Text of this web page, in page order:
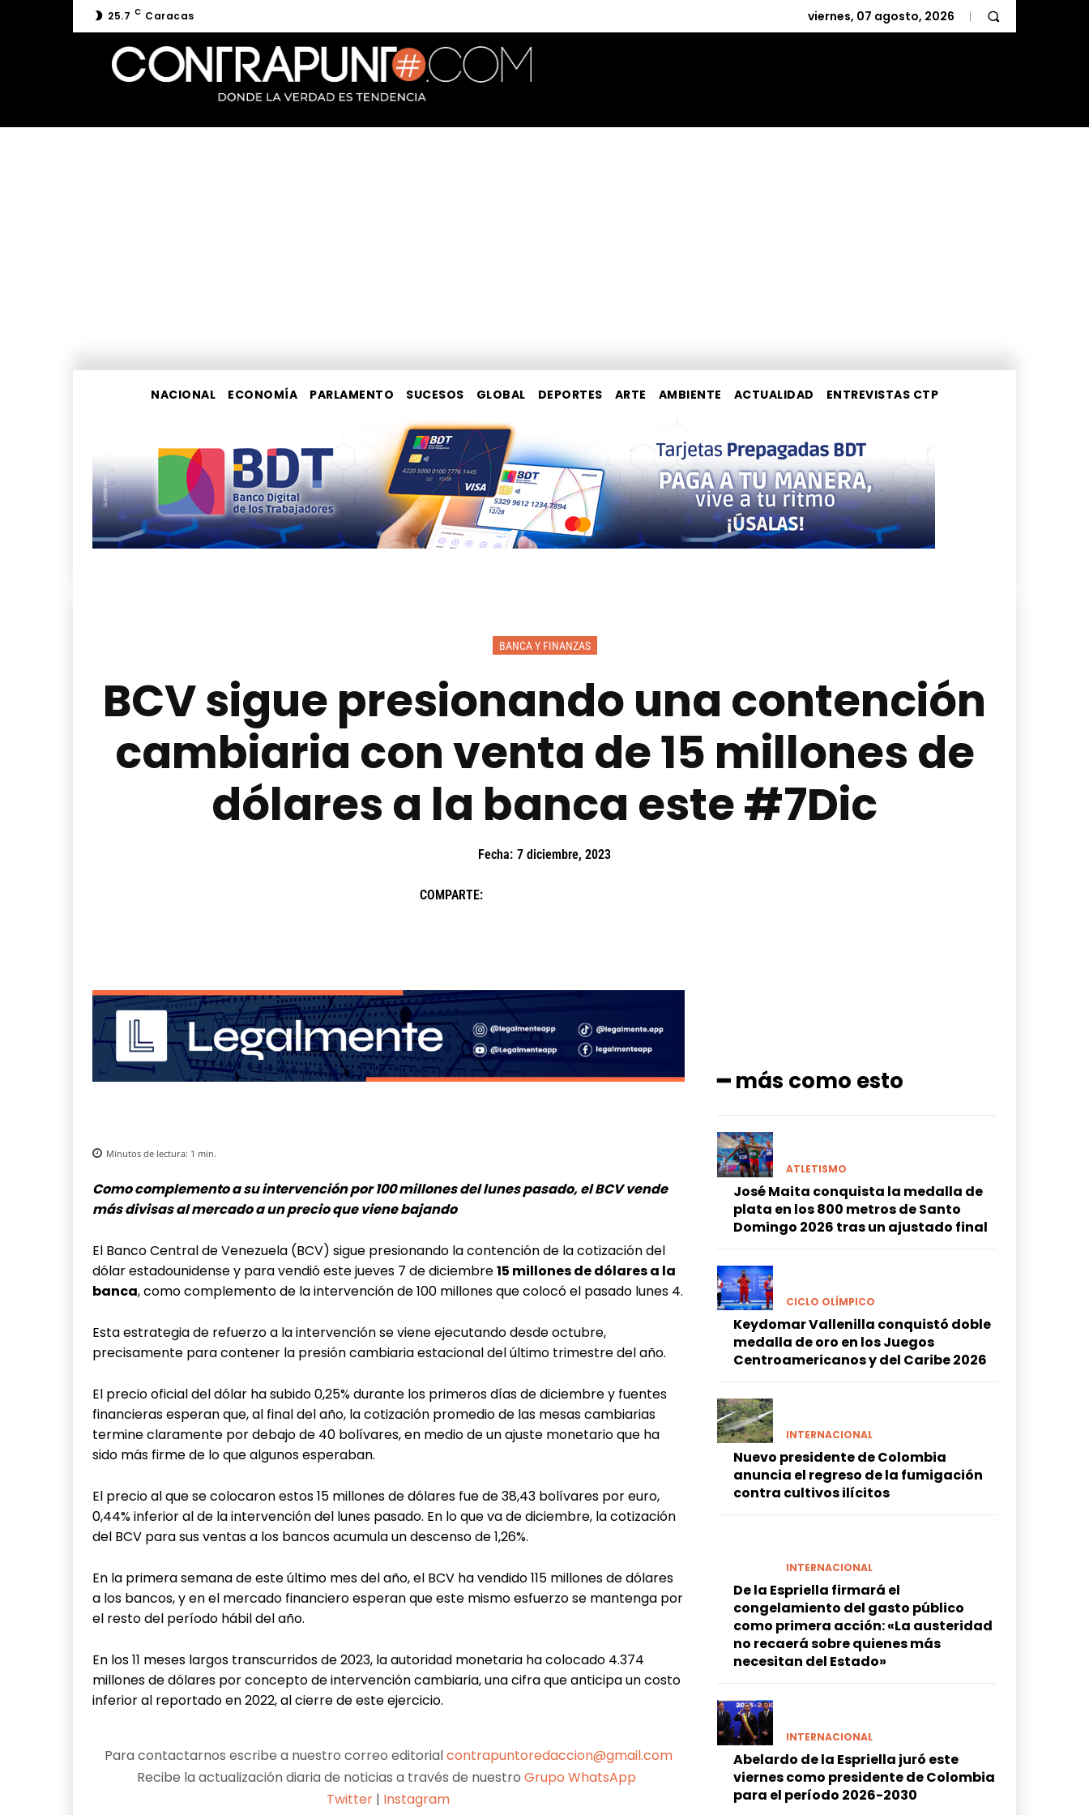
25.7 C Caracas viernes, 07 agosto, 2026
NACIONAL ECONOMÍA PARLAMENTO SUCESOS GLOBAL DEPORTES ARTE AMBIENTE ACTUALIDAD ENTREVISTAS CTP
BANCA Y FINANZAS
BCV sigue presionando una contención
cambiaria con venta de 15 millones de
dólares a la banca este #7Dic
Fecha: 7 diciembre, 2023
COMPARTE:
Minutos de lectura: 1 min.
Como complemento a su intervención por 100 millones del lunes pasado, el BCV vende
más divisas al mercado a un precio que viene bajando
El Banco Central de Venezuela (BCV) sigue presionando la contención de la cotización del
dólar estadounidense y para vendió este jueves 7 de diciembre15 millones de dólares a la
banca, como complemento de la intervención de 100 millones que colocó el pasado lunes 4.
Esta estrategia de refuerzo a la intervención se viene ejecutando desde octubre,
precisamente para contener la presión cambiaria estacional del último trimestre del año.
El precio oficial del dólar ha subido 0,25% durante los primeros días de diciembre y fuentes
financieras esperan que, al final del año, la cotización promedio de las mesas cambiarias
termine claramente por debajo de 40 bolívares, en medio de un ajuste monetario que ha
sido más firme de lo que algunos esperaban.
El precio al que se colocaron estos 15 millones de dólares fue de 38,43 bolívares por euro,
0,44% inferior al de la intervención del lunes pasado. En lo que va de diciembre, la cotización
del BCV para sus ventas a los bancos acumula un descenso de 1,26%.
En la primera semana de este último mes del año, el BCV ha vendido 115 millones de dólares
a los bancos, y en el mercado financiero esperan que este mismo esfuerzo se mantenga por
el resto del período hábil del año.
En los 11 meses largos transcurridos de 2023, la autoridad monetaria ha colocado 4.374
millones de dólares por concepto de intervención cambiaria, una cifra que anticipa un costo
inferior al reportado en 2022, al cierre de este ejercicio.
Para contactarnos escribe a nuestro correo editorialcontrapuntoredaccion@gmail.com
Recibe la actualización diaria de noticias a través de nuestroGrupo WhatsApp
Twitter | Instagram
━ más como esto
ATLETISMO
José Maita conquista la medalla de
plata en los 800 metros de Santo
Domingo 2026 tras un ajustado final
CICLO OLÍMPICO
Keydomar Vallenilla conquistó doble
medalla de oro en los Juegos
Centroamericanos y del Caribe 2026
INTERNACIONAL
Nuevo presidente de Colombia
anuncia el regreso de la fumigación
contra cultivos ilícitos
INTERNACIONAL
De la Espriella firmará el
congelamiento del gasto público
como primera acción: «La austeridad
no recaerá sobre quienes más
necesitan del Estado»
INTERNACIONAL
Abelardo de la Espriella juró este
viernes como presidente de Colombia
para el período 2026-2030